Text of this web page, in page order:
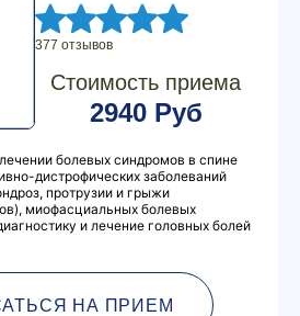
377 отзывов
Стоимость приема
2940 Руб
болевых синдромов в спине
дистрофических заболеваний
протрузии и грыжи
миофасциальных болевых
и лечение головных болей
НА ПРИЕМ